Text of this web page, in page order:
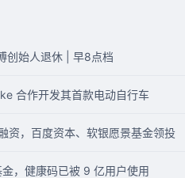
创始人退休 | 早8点档
合作开发其首款电动自行车
资，百度资本、软银愿景基金领投
，健康码已被 9 亿用户使用